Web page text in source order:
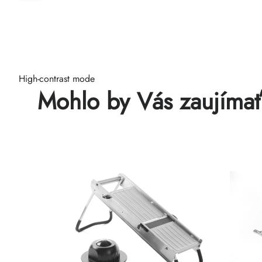
High-contrast mode
Mohlo by Vás zaujímať